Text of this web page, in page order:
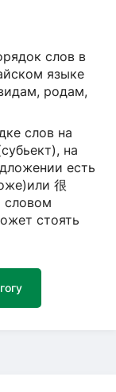
слов в
языке
родам,
слов на
на
есть
很
словом
стоять